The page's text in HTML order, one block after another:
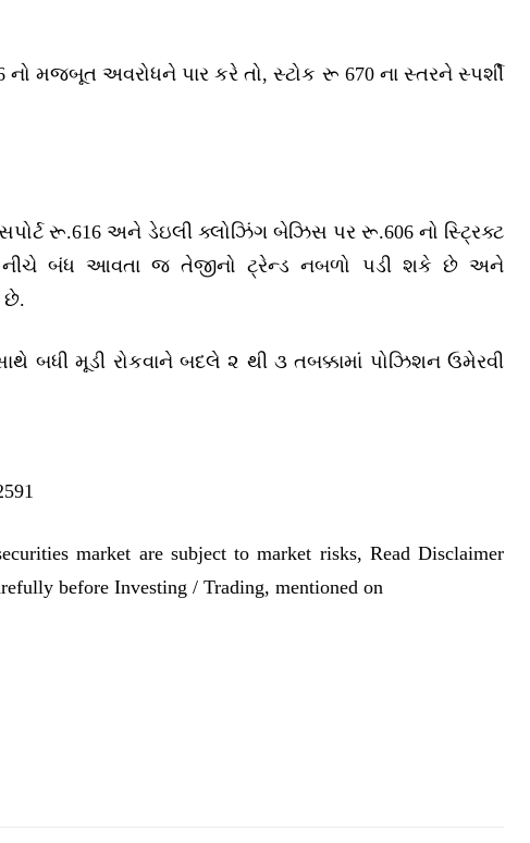
મજબૂત અવરોધને પાર કરે તો, સ્ટોક રૂ 670 ના સ્તરને સ્પર્શી
રૂ.616 અને ડેઇલી ક્લોઝિંગ બેઝિસ પર રૂ.606 નો સ્ટ્રિક્ટ
નીચે બંધ આવતા જ તેજીનો ટ્રેન્ડ નબળો પડી શકે છે અને
છે.
બધી મૂડી રોકવાને બદલે ૨ થી ૩ તબક્કામાં પોઝિશન ઉમેરવી
market are subject to market risks, Read Disclaimer
before Investing / Trading, mentioned on